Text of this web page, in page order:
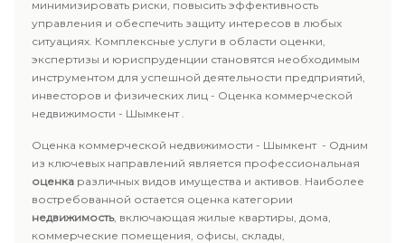
минимизировать риски, повысить эффективность
управления и обеспечить защиту интересов в любых
ситуациях. Комплексные услуги в области оценки,
экспертизы и юриспруденции становятся необходимым
инструментом для успешной деятельности предприятий,
инвесторов и физических лиц - Оценка коммерческой
недвижимости - Шымкент .
Оценка коммерческой недвижимости - Шымкент - Одним
из ключевых направлений является профессиональная
оценка различных видов имущества и активов. Наиболее
востребованной остается оценка категории
недвижимость, включающая жилые квартиры, дома,
коммерческие помещения, офисы, склады,